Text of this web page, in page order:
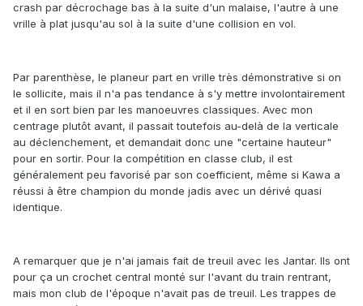
crash par décrochage bas à la suite d'un malaise, l'autre à une
vrille à plat jusqu'au sol à la suite d'une collision en vol.
Par parenthèse, le planeur part en vrille très démonstrative si on
le sollicite, mais il n'a pas tendance à s'y mettre involontairement
et il en sort bien par les manoeuvres classiques. Avec mon
centrage plutôt avant, il passait toutefois au-delà de la verticale
au déclenchement, et demandait donc une "certaine hauteur"
pour en sortir. Pour la compétition en classe club, il est
généralement peu favorisé par son coefficient, même si Kawa a
réussi à être champion du monde jadis avec un dérivé quasi
identique.
A remarquer que je n'ai jamais fait de treuil avec les Jantar. Ils ont
pour ça un crochet central monté sur l'avant du train rentrant,
mais mon club de l'époque n'avait pas de treuil. Les trappes de